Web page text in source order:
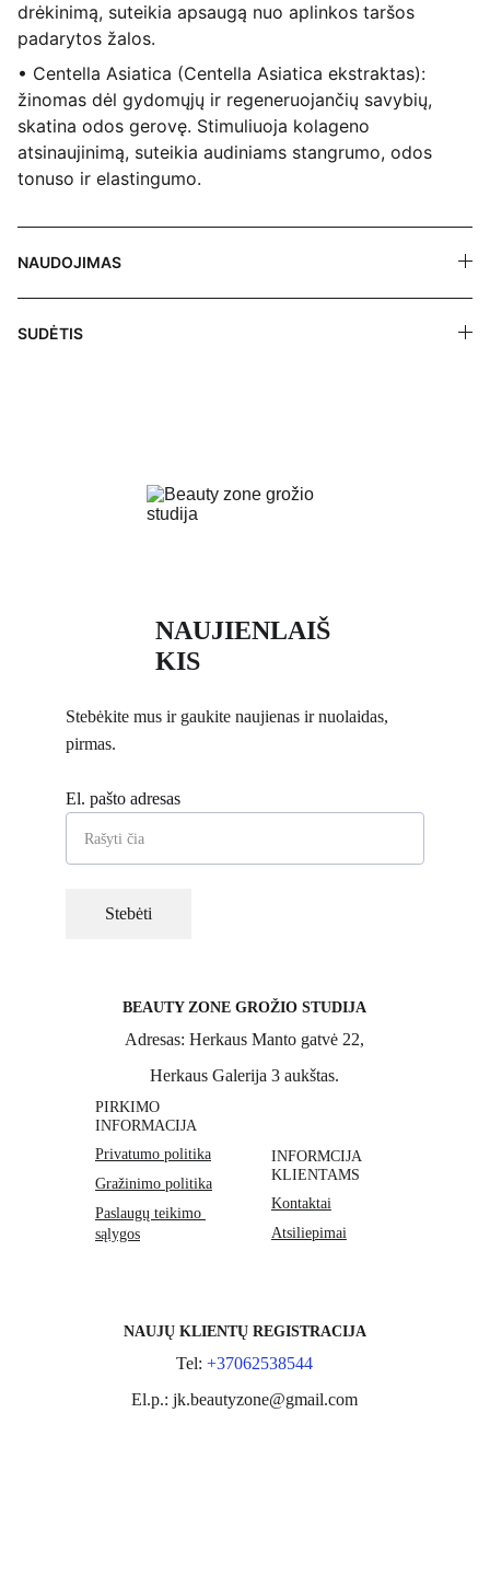
drėkinimą, suteikia apsaugą nuo aplinkos taršos
padarytos žalos.
• Centella Asiatica (Centella Asiatica ekstraktas):
žinomas dėl gydomųjų ir regeneruojančių savybių,
skatina odos gerovę. Stimuliuoja kolageno
atsinaujinimą, suteikia audiniams stangrumo, odos
tonuso ir elastingumo.
NAUDOJIMAS
SUDĖTIS
El. pašto adresas
Stebėti
BEAUTY ZONE GROŽIO STUDIJA
Adresas:Herkaus Manto gatvė 22,
Herkaus Galerija 3 aukštas.
Stebėkite mus ir gaukite naujienas ir nuolaidas,
pirmas.
PIRKIMO
INFORMACIJA
Privatumo politika
Gražinimo politika
Paslaugų teikimo
sąlygos
NAUJŲ KLIENTŲ REGISTRACIJA
Tel: +37062538544
El.p.: jk.beautyzone@gmail.com
NAUJIENLAIŠ
KIS
INFORMCIJA
KLIENTAMS
Kontaktai
Atsiliepimai